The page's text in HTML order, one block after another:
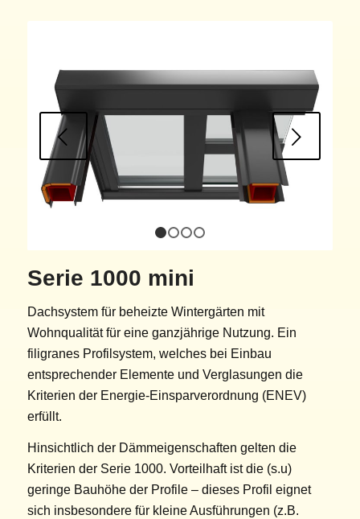
Serie 1000 mini
Dachsystem für beheizte Wintergärten mit
Wohnqualität für eine ganzjährige Nutzung. Ein
filigranes Profilsystem, welches bei Einbau
entsprechender Elemente und Verglasungen die
Kriterien der Energie-Einsparverordnung (ENEV)
erfüllt.
Hinsichtlich der Dämmeigenschaften gelten die
Kriterien der Serie 1000. Vorteilhaft ist die (s.u)
geringe Bauhöhe der Profile – dieses Profil eignet
sich insbesondere für kleine Ausführungen (z.B.